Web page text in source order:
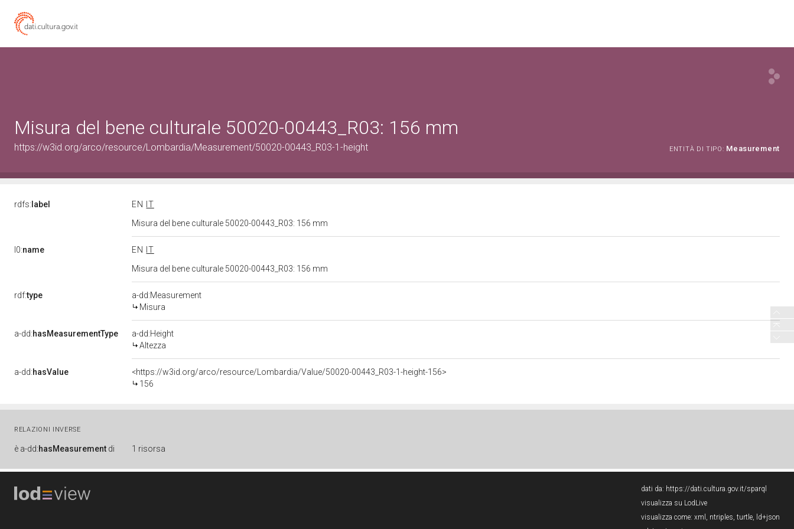
Misura del bene culturale 50020-00443_R03: 156 mm
https://w3id.org/arco/resource/Lombardia/Measurement/50020-00443_R03-1-height ENTITÀ DI TIPO: Measurement
rdfs: label EN
IT
Misura del bene culturale 50020-00443_R03: 156 mm
l0:name EN
IT
Misura del bene culturale 50020-00443_R03: 156 mm
rdf:type
a-dd:Measurement
Misura
a-dd:hasMeasurementType
a-dd:Height
Altezza
a-dd:hasValue
<https://w3id.org/arco/resource/Lombardia/Value/50020-00443_R03-1-height-156>
156
RELAZIONI INVERSE
è a-dd:hasMeasurement di 1 risorsa
dati da: https://dati.cultura.gov.it/sparql
visualizza su LodLive
visualizza come: xml , ntriples, turtle, ld+json